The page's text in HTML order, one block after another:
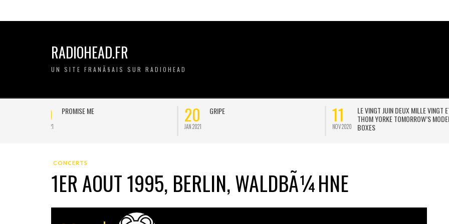
RADIOHEAD.FR
UN SITE FRANÃ§AIS SUR RADIOHEAD
20
JAN 2021
GRIPE 11
NOV 2020
LE VINGT JUIN DEUX MILLE VINGT ET UN,
02
MAI 2020
JONNY POSTE UNE
INTERVIEW D’EOB
CONCERTS
1ER AOUT 1995, BERLIN, WALDBÃ¼HNE